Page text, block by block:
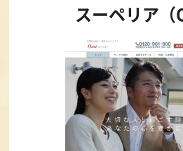
スーペリア（